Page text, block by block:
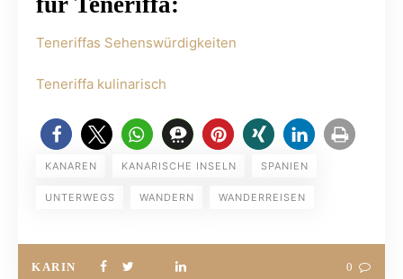
Teneriffas Sehenswürdigkeiten
Teneriffa kulinarisch
KANAREN KANARISCHE INSELN SPANIEN
UNTERWEGS WANDERN WANDERREISEN
KARIN 0